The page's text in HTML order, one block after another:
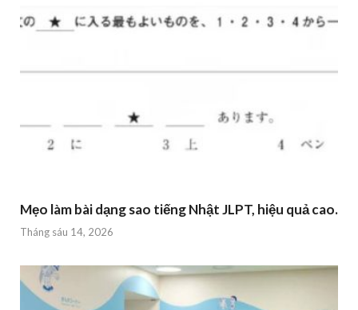
Mẹo làm bài dạng sao tiếng Nhật JLPT, hiệu quả cao.
Tháng sáu 14, 2026